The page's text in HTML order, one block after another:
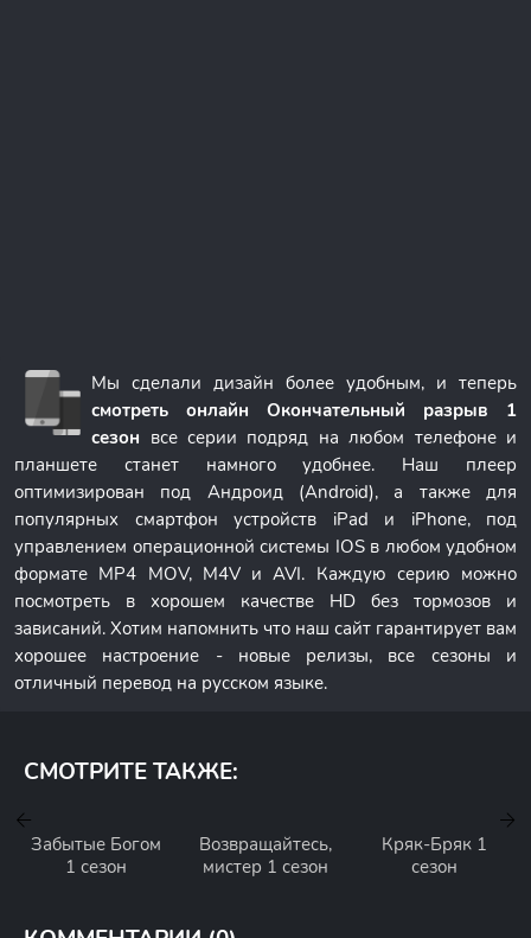
Мы сделали дизайн более удобным, и теперь
смотреть онлайн Окончательный разрыв 1
сезон все серии подряд на любом телефоне и
планшете станет намного удобнее. Наш плеер
оптимизирован под Андроид (Android), а также для
популярных смартфон устройств iPad и iPhone, под
управлением операционной системы IOS в любом удобном
формате MP4 MOV, M4V и AVI. Каждую серию можно
посмотреть в хорошем качестве HD без тормозов и
зависаний. Хотим напомнить что наш сайт гарантирует вам
хорошее настроение - новые релизы, все сезоны и
отличный перевод на русском языке.
СМОТРИТЕ ТАКЖЕ:
Забытые Богом
1 сезон
Возвращайтесь,
мистер 1 сезон
Кряк-Бряк 1
сезон